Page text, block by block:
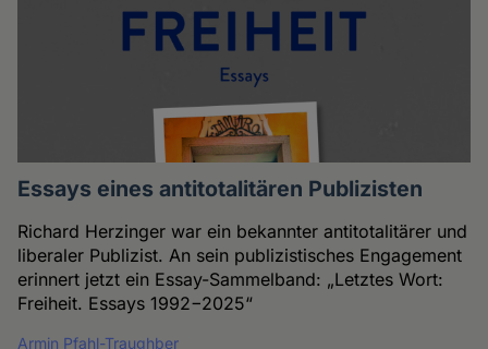
Essays eines antitotalitären Publizisten
Richard Herzinger war ein bekannter antitotalitärer und
liberaler Publizist. An sein publizistisches Engagement
erinnert jetzt ein Essay-Sammelband: „Letztes Wort:
Freiheit. Essays 1992−2025“
Armin Pfahl-Traughber